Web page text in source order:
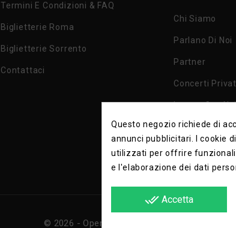
Termini E Condizioni & FAQ
Biglietterie Roma
Biglietterie Sorrento
Contattaci
Chi Siamo
Parlano Di Noi
Partner
Concerti
Lavora Con
Privacy Policy
© 2026 - Opera e Lirica Srls
Questo negozio richiede di
annunci pubblicitari. I cookie
utilizzati per offrire
e l'elaborazione dei dati
done_all Accetta